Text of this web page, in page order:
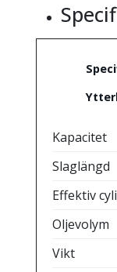
Kapacitet
Slaglängd
Effektiv
Oljevolym
Vikt